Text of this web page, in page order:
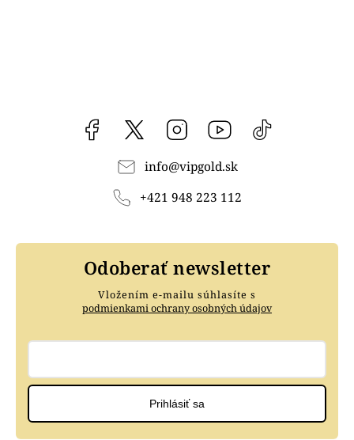
Facebook vipgoldsk Instagram YouTube
info@vipgold.sk
+421 948 223 112
Odoberať newsletter
Vložením e-mailu súhlasíte s
podmienkami ochrany osobných údajov
Prihlásiť sa